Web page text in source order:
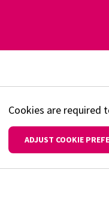
Cookies are required
ADJUST COOKIE